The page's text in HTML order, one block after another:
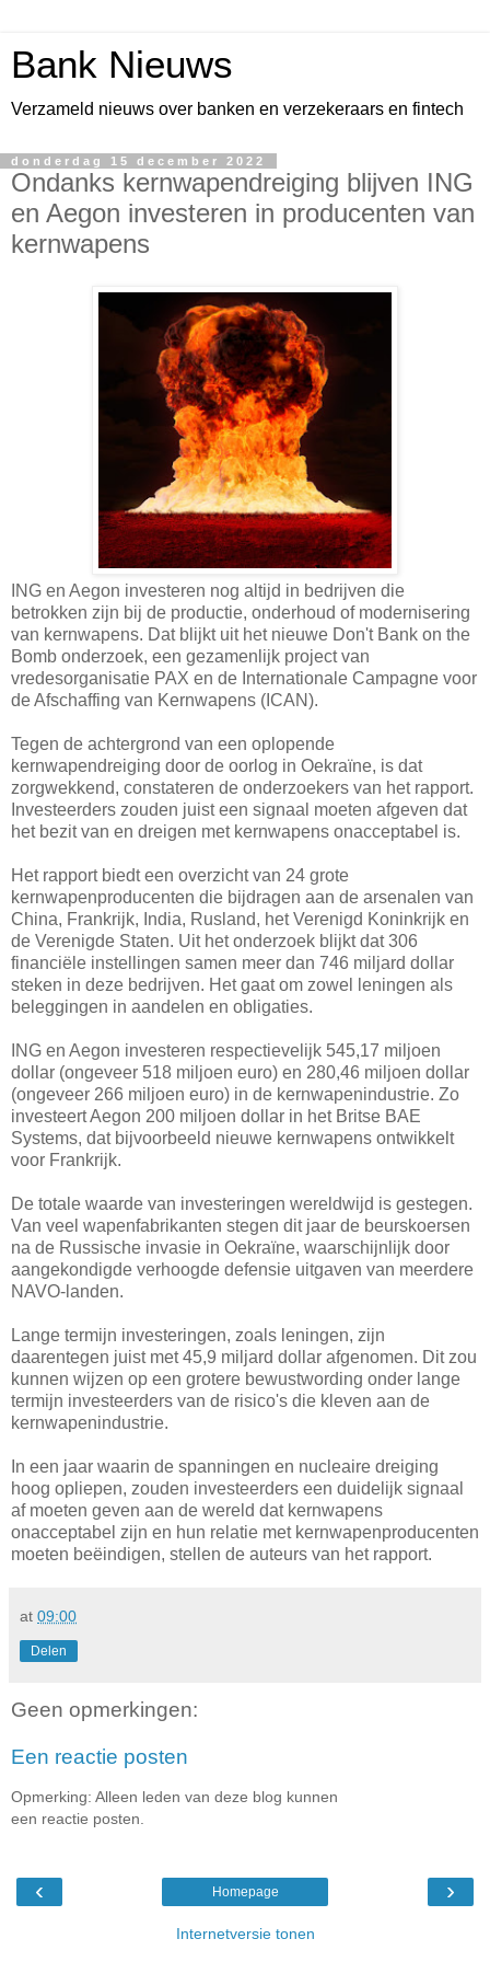
Bank Nieuws
Verzameld nieuws over banken en verzekeraars en fintech
donderdag 15 december 2022
Ondanks kernwapendreiging blijven ING
en Aegon investeren in producenten van
kernwapens
ING en Aegon investeren nog altijd in bedrijven die
betrokken zijn bij de productie, onderhoud of modernisering
van kernwapens. Dat blijkt uit het nieuwe Don't Bank on the
Bomb onderzoek, een gezamenlijk project van
vredesorganisatie PAX en de Internationale Campagne voor
de Afschaffing van Kernwapens (ICAN).
Tegen de achtergrond van een oplopende
kernwapendreiging door de oorlog in Oekraïne, is dat
zorgwekkend, constateren de onderzoekers van het rapport.
Investeerders zouden juist een signaal moeten afgeven dat
het bezit van en dreigen met kernwapens onacceptabel is.
Het rapport biedt een overzicht van 24 grote
kernwapenproducenten die bijdragen aan de arsenalen van
China, Frankrijk, India, Rusland, het Verenigd Koninkrijk en
de Verenigde Staten. Uit het onderzoek blijkt dat 306
financiële instellingen samen meer dan 746 miljard dollar
steken in deze bedrijven. Het gaat om zowel leningen als
beleggingen in aandelen en obligaties.
ING en Aegon investeren respectievelijk 545,17 miljoen
dollar (ongeveer 518 miljoen euro) en 280,46 miljoen dollar
(ongeveer 266 miljoen euro) in de kernwapenindustrie. Zo
investeert Aegon 200 miljoen dollar in het Britse BAE
Systems, dat bijvoorbeeld nieuwe kernwapens ontwikkelt
voor Frankrijk.
De totale waarde van investeringen wereldwijd is gestegen.
Van veel wapenfabrikanten stegen dit jaar de beurskoersen
na de Russische invasie in Oekraïne, waarschijnlijk door
aangekondigde verhoogde defensie uitgaven van meerdere
NAVO-landen.
Lange termijn investeringen, zoals leningen, zijn
daarentegen juist met 45,9 miljard dollar afgenomen. Dit zou
kunnen wijzen op een grotere bewustwording onder lange
termijn investeerders van de risico's die kleven aan de
kernwapenindustrie.
In een jaar waarin de spanningen en nucleaire dreiging
hoog opliepen, zouden investeerders een duidelijk signaal
af moeten geven aan de wereld dat kernwapens
onacceptabel zijn en hun relatie met kernwapenproducenten
moeten beëindigen, stellen de auteurs van het rapport.
at 09:00
Delen
Geen opmerkingen:
Een reactie posten
Opmerking: Alleen leden van deze blog kunnen
een reactie posten.
‹ ›
Homepage
Internetversie tonen